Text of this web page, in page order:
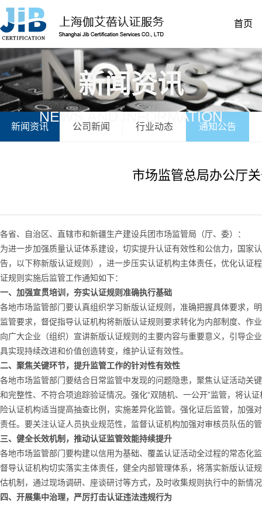
首页
新闻资讯
NEWS AND INFORMATION
新闻资讯 公司新闻 行业动态 通知公告
市场监管总局办公厅
各省、自治区、直辖市和新疆生产建设兵团市场监管局（厅、委）：
为进一步加强质量认证体系建设，切实提升认证有效性和公信力，国
告，以下称新版认证规则），进一步压实认证机构主体责任，优化认证
证规则实施后监管工作通知如下：
一、加强宣贯培训，夯实认证规则准确执行基础
各地市场监管部门要认真组织学习新版认证规则，准确把握具体要求，
监管要求，督促指导认证机构将新版认证规则要求转化为内部制度、作
向广大企业（组织）宣讲新版认证规则的主要内容与重要意义，引导企
具实现持续改进和价值创造转变，维护认证有效性。
二、聚焦关键环节，提升监管工作的针对性有效性
各地市场监管部门要结合日常监管中发现的问题隐患，聚焦认证活动关
和完整性、不符合项追踪验证情况。强化“双随机、一公开”监管，将认
险认证机构适当提高抽查比例，实施差异化监管。强化证后监管，加
责任。要关注认证人员执业规范性，监督认证机构加强对审核员队伍的
三、健全长效机制，推动认证监管效能持续提升
各地市场监管部门要构建以信用为基础、覆盖认证活动全过程的常态化
督导认证机构切实落实主体责任，健全内部管理体系，将落实新版认证
估机制，通过现场调研、座谈研讨等方式，及时收集规则执行中的新情
四、开展集中治理，严厉打击认证违法违规行为